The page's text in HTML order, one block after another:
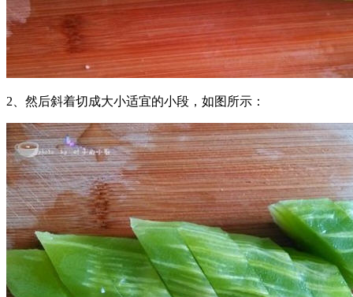
2、然后斜着切成大小适宜的小段，如图所示：